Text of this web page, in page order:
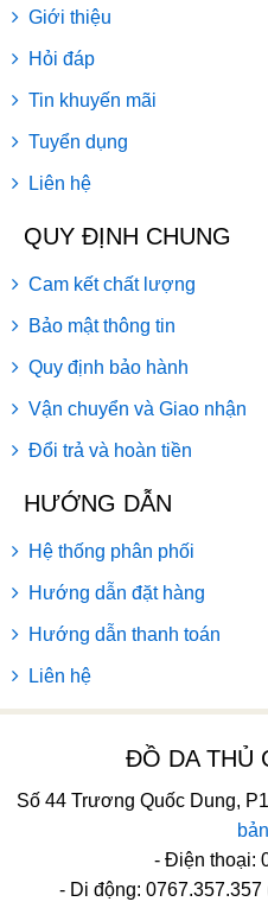
Giới thiệu
Hỏi đáp
Tin khuyến mãi
Tuyển dụng
Liên hệ
QUY ĐỊNH CHUNG
Cam kết chất lượng
Bảo mật thông tin
Quy định bảo hành
Vận chuyển và Giao nhận
Đổi trả và hoàn tiền
HƯỚNG DẪN
Hệ thống phân phối
Hướng dẫn đặt hàng
Hướng dẫn thanh toán
Liên hệ
ĐỒ DA THỦ
Số 44 Trương Quốc Dung,
- Điện thoại:
- Di động: